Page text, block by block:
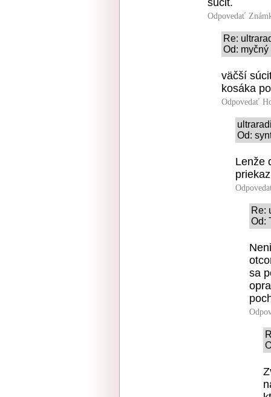
súcit.
Odpovedať
Re:
Od:
väčší
kosáka
Odpovedať
Od:
Lenže
Re:
Od:
sa